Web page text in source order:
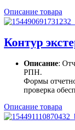
Описание товара
Контур
Описание:
РПН.
Формы
проверка
Описание товара